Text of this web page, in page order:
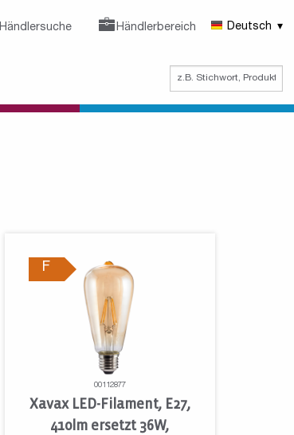
Händlersuche Händlerbereich Deutsch
F
00112877
Xavax LED-Filament, E27,
410lm ersetzt 36W,